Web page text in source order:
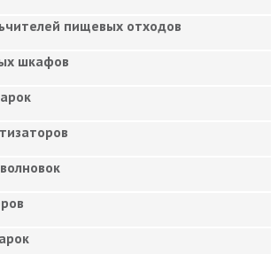
пищевых отходов
шкафов